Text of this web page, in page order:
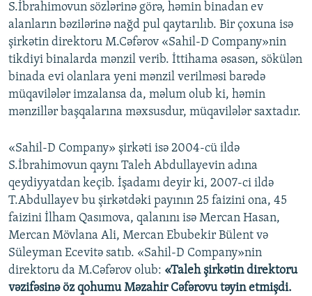
S.İbrahimovun sözlərinə görə, həmin binadan ev
alanların bəzilərinə nağd pul qaytarılıb. Bir çoxuna isə
şirkətin direktoru M.Cəfərov «Sahil-D Company»nin
tikdiyi binalarda mənzil verib. İttihama əsasən, sökülən
binada evi olanlara yeni mənzil verilməsi barədə
müqavilələr imzalansa da, məlum olub ki, həmin
mənzillər başqalarına məxsusdur, müqavilələr saxtadır.
«Sahil-D Company» şirkəti isə 2004-cü ildə
S.İbrahimovun qaynı Taleh Abdullayevin adına
qeydiyyatdan keçib. İşadamı deyir ki, 2007-ci ildə
T.Abdullayev bu şirkətdəki payının 25 faizini ona, 45
faizini İlham Qasımova, qalanını isə Mercan Hasan,
Mercan Mövlana Ali, Mercan Ebubekir Bülent və
Süleyman Ecevitə satıb. «Sahil-D Company»nin
direktoru da M.Cəfərov olub: «Taleh şirkətin direktoru
vəzifəsinə öz qohumu Məzahir Cəfərovu təyin etmişdi.